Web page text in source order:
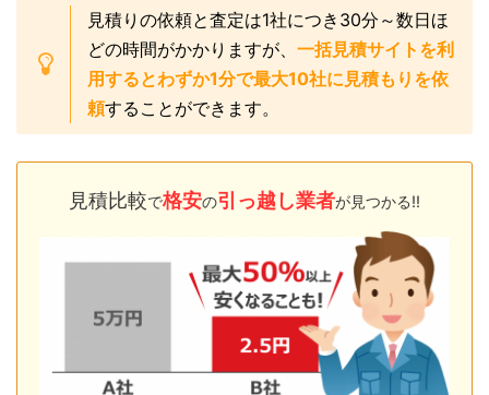
見積りの依頼と査定は1社につき30分～数日ほ
どの時間がかかりますが、 一括見積サイトを利
用するとわずか1分で最大10社に見積もりを依
頼することができます。
見積比較で格安の引っ越し業者が見つかる!!